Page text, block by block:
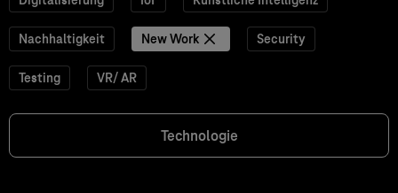
Nachhaltigkeit New Work Security
Testing VR/ AR
Technologie